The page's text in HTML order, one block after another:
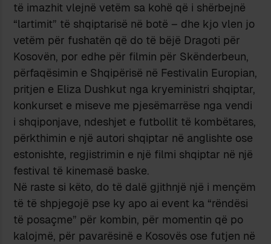
të imazhit vlejnë vetëm sa kohë që i shërbejnë
“lartimit” të shqiptarisë në botë – dhe kjo vlen jo
vetëm për fushatën që do të bëjë Dragoti për
Kosovën, por edhe për filmin për Skënderbeun,
përfaqësimin e Shqipërisë në Festivalin Europian,
pritjen e Eliza Dushkut nga kryeministri shqiptar,
konkurset e miseve me pjesëmarrëse nga vendi
i shqiponjave, ndeshjet e futbollit të kombëtares,
përkthimin e një autori shqiptar në anglishte ose
estonishte, regjistrimin e një filmi shqiptar në një
festival të kinemasë baske.
Në raste si këto, do të dalë gjithnjë një i mençëm
të të shpjegojë pse ky apo ai event ka “rëndësi
të posaçme” për kombin, për momentin që po
kalojmë, për pavarësinë e Kosovës ose futjen në